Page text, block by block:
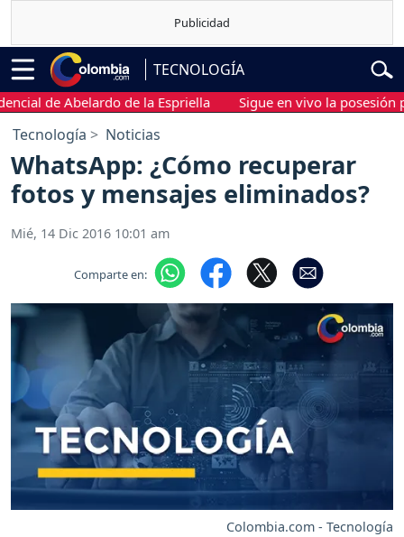
TECNOLOGÍA
de Abelardo de la Espriella Sigue en vivo la posesión
Tecnología Noticias
WhatsApp: ¿Cómo recuperar
fotos y mensajes eliminados?
Mié, 14 Dic 2016 10:01 am
Comparte en:
Colombia.com - Tecnología